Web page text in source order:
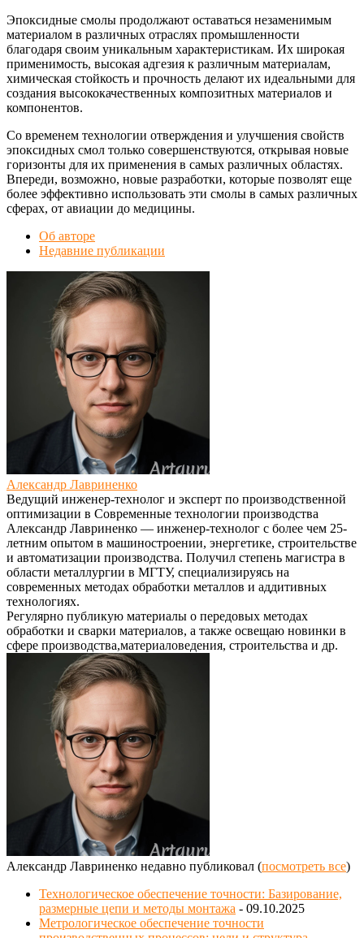
Эпоксидные смолы продолжают оставаться незаменимым
материалом в различных отраслях промышленности
благодаря своим уникальным характеристикам. Их широкая
применимость, высокая адгезия к различным материалам,
химическая стойкость и прочность делают их идеальными для
создания высококачественных композитных материалов и
компонентов.
Со временем технологии отверждения и улучшения свойств
эпоксидных смол только совершенствуются, открывая новые
горизонты для их применения в самых различных областях.
Впереди, возможно, новые разработки, которые позволят еще
более эффективно использовать эти смолы в самых различных
сферах, от авиации до медицины.
Об авторе
Недавние публикации
Александр Лавриненко
Ведущий инженер-технолог и эксперт по производственной
оптимизации в Современные технологии производства
Александр Лавриненко — инженер-технолог с более чем 25-
летним опытом в машиностроении, энергетике, строительстве
и автоматизации производства. Получил степень магистра в
области металлургии в МГТУ, специализируясь на
современных методах обработки металлов и аддитивных
технологиях.
Регулярно публикую материалы о передовых методах
обработки и сварки материалов, а также освещаю новинки в
сфере производства,материаловедения, строительства и др.
Александр Лавриненко недавно публиковал (посмотреть все)
Технологическое обеспечение точности: Базирование,
размерные цепи и методы монтажа - 09.10.2025
Метрологическое обеспечение точности